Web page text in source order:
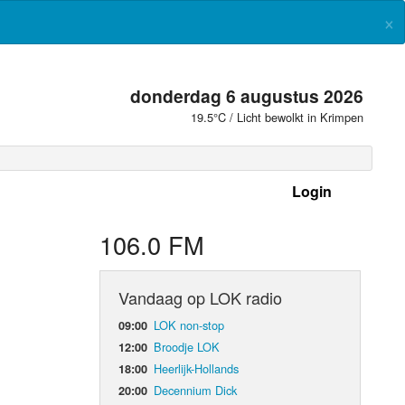
×
donderdag 6 augustus 2026
19.5°C / Licht bewolkt in Krimpen
Login
106.0 FM
Vandaag op LOK radio
09:00 LOK non-stop
12:00 Broodje LOK
18:00 Heerlijk-Hollands
20:00 Decennium Dick